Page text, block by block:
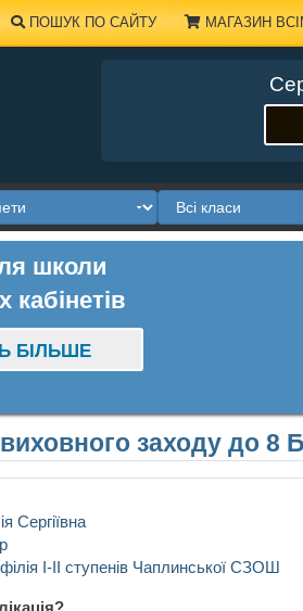
ПОШУК ПО САЙТУ МАГАЗИН
школи
кабінетів
БІЛЬШЕ
заходу до 8
Сергіївна
І-ІІ ступенів Чаплинської СЗОШ